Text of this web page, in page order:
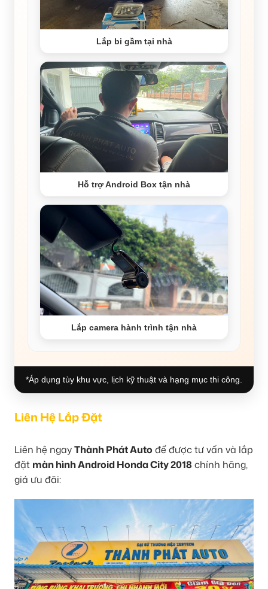
Lắp bi gầm tại nhà
Hỗ trợ Android Box tận nhà
Lắp camera hành trình tận nhà
*Áp dụng tùy khu vực, lịch kỹ thuật và hạng mục thi công.
Liên Hệ Lắp Đặt
Liên hệ ngayThành Phát Auto để được tư vấn và lắp
đặt màn hình Android Honda City 2018chính hãng,
giá ưu đãi: